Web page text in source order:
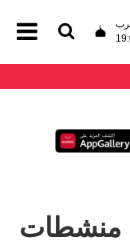
حالات منشطات